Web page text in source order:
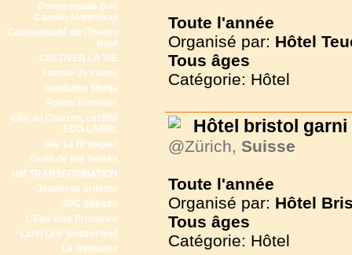
Communauté Don
Camillo-Montmirail
Communauté du Chemin
Neuf
CULTIVER LA VIE
Famille Je t'aime
Fondation Morija
Forum Emmaüs
Gîte du Charron, certifié
ECO-LABEL
Gite Le Brusquet
Grain de Blé Suisse
HM TRANSFORMATION
Jeunesse ardente
JPC Séjours
L'Eau Vive Provence
Latin Link Switzerland
Le Rimlishof
Toute l'année
Organisé par: Hôtel
Tous âges
Catégorie: Hôtel
Hôtel bristol garni
@Zürich, Suisse
Toute l'année
Organisé par: Hôtel
Tous âges
Catégorie: Hôtel